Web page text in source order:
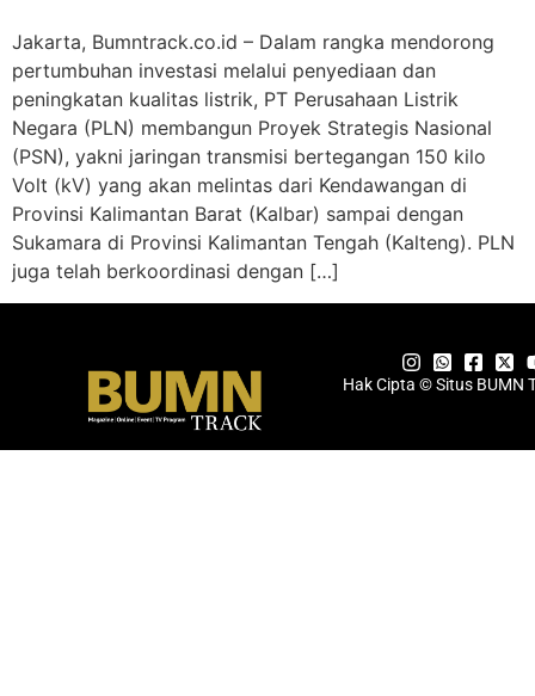
Jakarta, Bumntrack.co.id – Dalam rangka mendorong
pertumbuhan investasi melalui penyediaan dan
peningkatan kualitas listrik, PT Perusahaan Listrik
Negara (PLN) membangun Proyek Strategis Nasional
(PSN), yakni jaringan transmisi bertegangan 150 kilo
Volt (kV) yang akan melintas dari Kendawangan di
Provinsi Kalimantan Barat (Kalbar) sampai dengan
Sukamara di Provinsi Kalimantan Tengah (Kalteng). PLN
juga telah berkoordinasi dengan […]
Hak Cipta © Situs BUMN